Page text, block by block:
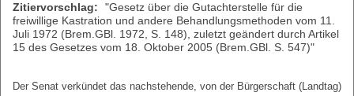
Zitiervorschlag:
"Gesetz über die Gutachterstelle für die
freiwillige Kastration und andere Behandlungsmethoden vom 11.
Juli 1972 (Brem.GBl. 1972, S. 148), zuletzt geändert durch Artikel
15 des Gesetzes vom 18. Oktober 2005 (Brem.GBl. S. 547)"
Der Senat verkündet das nachstehende, von der Bürgerschaft (Landtag)